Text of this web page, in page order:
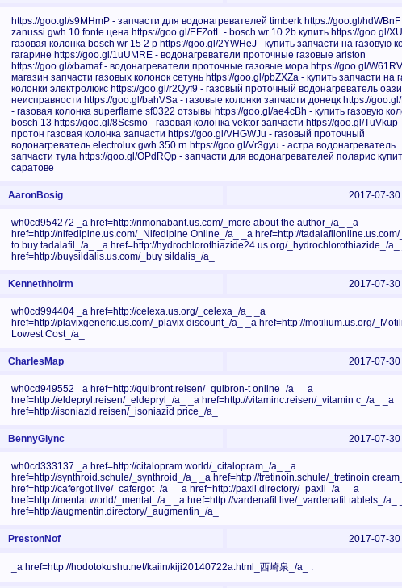
https://goo.gl/s9MHmP - запчасти для водонагревателей timberk https://goo.gl/hdWBnF
zanussi gwh 10 fonte цена https://goo.gl/EFZotL - bosch wr 10 2b купить https://goo.gl/
газовая колонка bosch wr 15 2 p https://goo.gl/2YWHeJ - купить запчасти на газовую
гагарине https://goo.gl/1uUMRE - водонагреватели проточные газовые ariston
https://goo.gl/xbamaf - водонагреватели проточные газовые мора https://goo.gl/
магазин запчасти газовых колонок сетунь https://goo.gl/pbZXZa - купить запчасти на
колонки электролюкс https://goo.gl/r2Qyf9 - газовый проточный водонагреватель
неисправности https://goo.gl/bahVSa - газовые колонки запчасти донецк https://
- газовая колонка superflame sf0322 отзывы https://goo.gl/ae4cBh - купить газовую
bosch 13 https://goo.gl/8Scsmo - газовая колонка vektor запчасти https://goo.gl/TuVkup
протон газовая колонка запчасти https://goo.gl/VHGWJu - газовый проточный
водонагреватель electrolux gwh 350 rn https://goo.gl/Vr3gyu - астра водонагреватель
запчасти тула https://goo.gl/OPdRQp - запчасти для водонагревателей поларис
саратове
AaronBosig 2017-07-
wh0cd954272 _a href=http://rimonabant.us.com/_more about the author_/a_ _a
href=http://nifedipine.us.com/_Nifedipine Online_/a_ _a href=http://tadalafilonline.us.com/
to buy tadalafil_/a_ _a href=http://hydrochlorothiazide24.us.org/_hydrochlorothiazide_/a_
href=http://buysildalis.us.com/_buy sildalis_/a_
Kennethhoirm 2017-07-
wh0cd994404 _a href=http://celexa.us.org/_celexa_/a_ _a
href=http://plavixgeneric.us.com/_plavix discount_/a_ _a href=http://motilium.us.org/
Lowest Cost_/a_
CharlesMap 2017-07-
wh0cd949552 _a href=http://quibront.reisen/_quibron-t online_/a_ _a
href=http://eldepryl.reisen/_eldepryl_/a_ _a href=http://vitaminc.reisen/_vitamin c_/a_ _a
href=http://isoniazid.reisen/_isoniazid price_/a_
BennyGlync 2017-07-
wh0cd333137 _a href=http://citalopram.world/_citalopram_/a_ _a
href=http://synthroid.schule/_synthroid_/a_ _a href=http://tretinoin.schule/_tretinoin
href=http://cafergot.live/_cafergot_/a_ _a href=http://paxil.directory/_paxil_/a_ _a
href=http://mentat.world/_mentat_/a_ _a href=http://vardenafil.live/_vardenafil tablets_/a_
href=http://augmentin.directory/_augmentin_/a_
PrestonNof 2017-07-
_a href=http://hodotokushu.net/kaiin/kiji20140722a.html_西崎泉_/a_ .